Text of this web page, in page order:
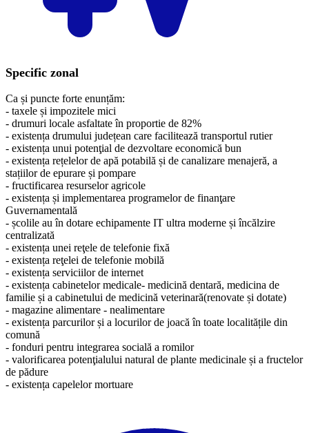
Specific zonal
Ca și puncte forte enunțăm:
- taxele și impozitele mici
- drumuri locale asfaltate în proportie de 82%
- existența drumului județean care facilitează transportul rutier
- existența unui potenţial de dezvoltare economică bun
- existența rețelelor de apă potabilă și de canalizare menajeră, a
stațiilor de epurare și pompare
- fructificarea resurselor agricole
- existența și implementarea programelor de finanţare
Guvernamentală
- școlile au în dotare echipamente IT ultra moderne și încălzire
centralizată
- existența unei reţele de telefonie fixă
- existența reţelei de telefonie mobilă
- existența serviciilor de internet
- existența cabinetelor medicale- medicină dentară, medicina de
familie și a cabinetului de medicină veterinară(renovate și dotate)
- magazine alimentare - nealimentare
- existența parcurilor și a locurilor de joacă în toate localitățile din
comună
- fonduri pentru integrarea socială a romilor
- valorificarea potenţialului natural de plante medicinale și a fructelor
de pădure
- existența capelelor mortuare